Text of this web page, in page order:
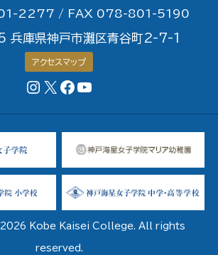
2277 / FAX 078-801-5190
庫県神戸市灘区青谷町2-7-1
アクセスマップ
Instagram
X FacebookページYouTubeチャンネル
Kobe Kaisei College. All rights
reserved.